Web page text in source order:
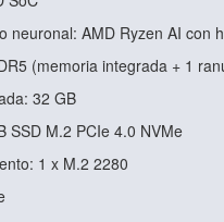
neuronal: AMD Ryzen AI con
(memoria integrada + 1
32 GB
SSD M.2 PCIe 4.0 NVMe
1 x M.2 2280